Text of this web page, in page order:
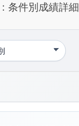
条件別成績詳細